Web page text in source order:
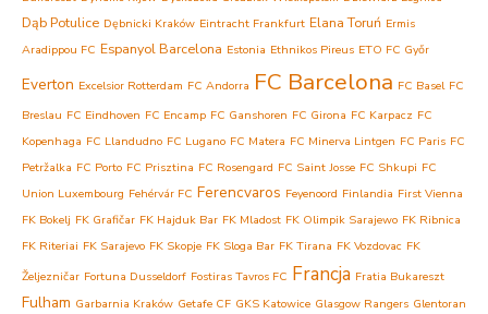
Dąb Potulice Dębnicki Kraków Eintracht Frankfurt Elana Toruń Ermis
Aradippou FC Espanyol Barcelona Estonia Ethnikos Pireus ETO FC Győr
Everton Excelsior Rotterdam FC Andorra FC Barcelona FC Basel FC
Breslau FC Eindhoven FC Encamp FC Ganshoren FC Girona FC Karpacz FC
Kopenhaga FC Llandudno FC Lugano FC Matera FC Minerva Lintgen FC Paris FC
Petržalka FC Porto FC Prisztina FC Rosengard FC Saint Josse FC Shkupi FC
Union Luxembourg Fehérvár FC Ferencvaros Feyenoord Finlandia First Vienna
FK Bokelj FK Grafičar FK Hajduk Bar FK Mladost FK Olimpik Sarajewo FK Ribnica
FK Riteriai FK Sarajevo FK Skopje FK Sloga Bar FK Tirana FK Vozdovac FK
Željezničar Fortuna Dusseldorf Fostiras Tavros FC Francja Fratia Bukareszt
Fulham Garbarnia Kraków Getafe CF GKS Katowice Glasgow Rangers Glentoran